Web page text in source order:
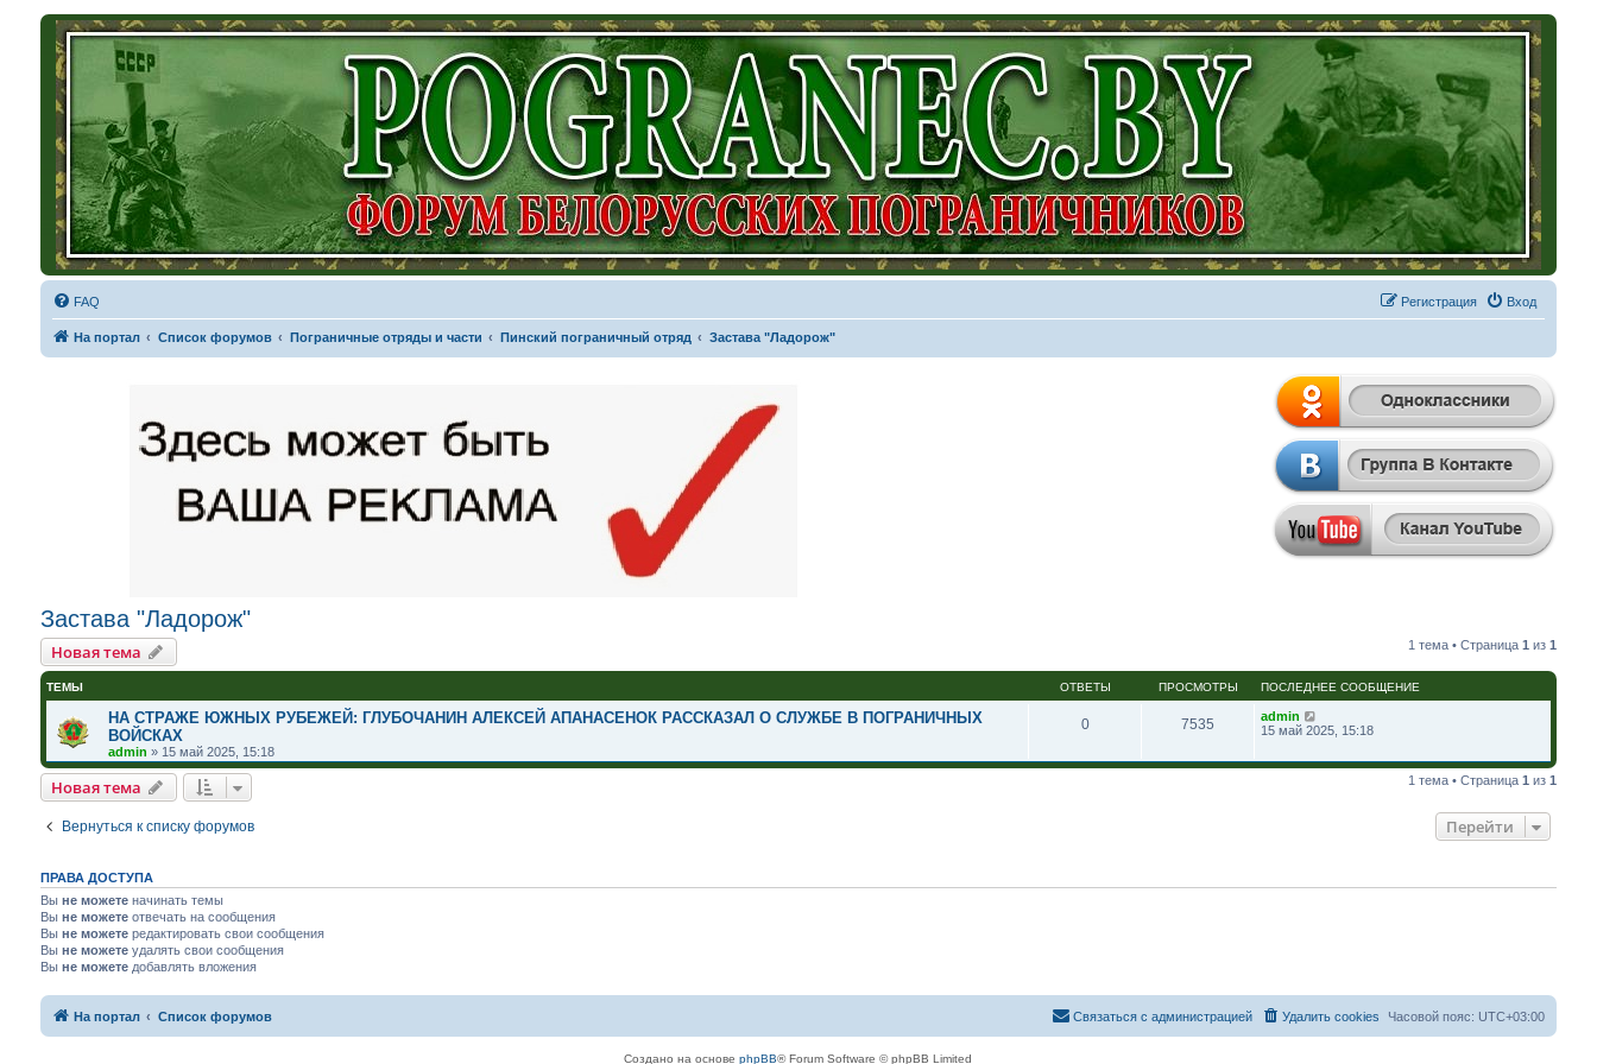
FAQ Вход
Регистрация
На портал Список форумов Пограничные отряды и части Пинский пограничный отряд Застава "Ладорож"
Застава "Ладорож"
Новая тема 1 тема • Страница1 из1
ТЕМЫ ОТВЕТЫ ПРОСМОТРЫ ПОСЛЕДНЕЕ СООБЩЕНИЕ
НА СТРАЖЕ ЮЖНЫХ РУБЕЖЕЙ: ГЛУБОЧАНИН АЛЕКСЕЙ АПАНАСЕНОК РАССКАЗАЛ О СЛУЖБЕ В ПОГРАНИЧНЫХ
ВОЙСКАХ
admin » 15 май 2025, 15:18
0 7535
admin
15 май 2025, 15:18
Новая тема 1 тема • Страница1 из1
Вернуться к списку форумов Перейти
ПРАВА ДОСТУПА
Вы не можетеначинать темы
Вы не можетеотвечать на сообщения
Вы не можетередактировать свои сообщения
Вы не можетеудалять свои сообщения
Вы не можетедобавлять вложения
На портал Список форумов Часовой пояс: UTC+03:00
Удалить cookies
Связаться с администрацией
Создано на основеphpBB® Forum Software © phpBB Limited